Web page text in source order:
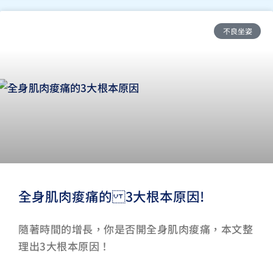
不良坐姿
全身肌肉痠痛的 3大根本原因!
隨著時間的增長，你是否開全身肌肉痠痛，本文整
理出3大根本原因！